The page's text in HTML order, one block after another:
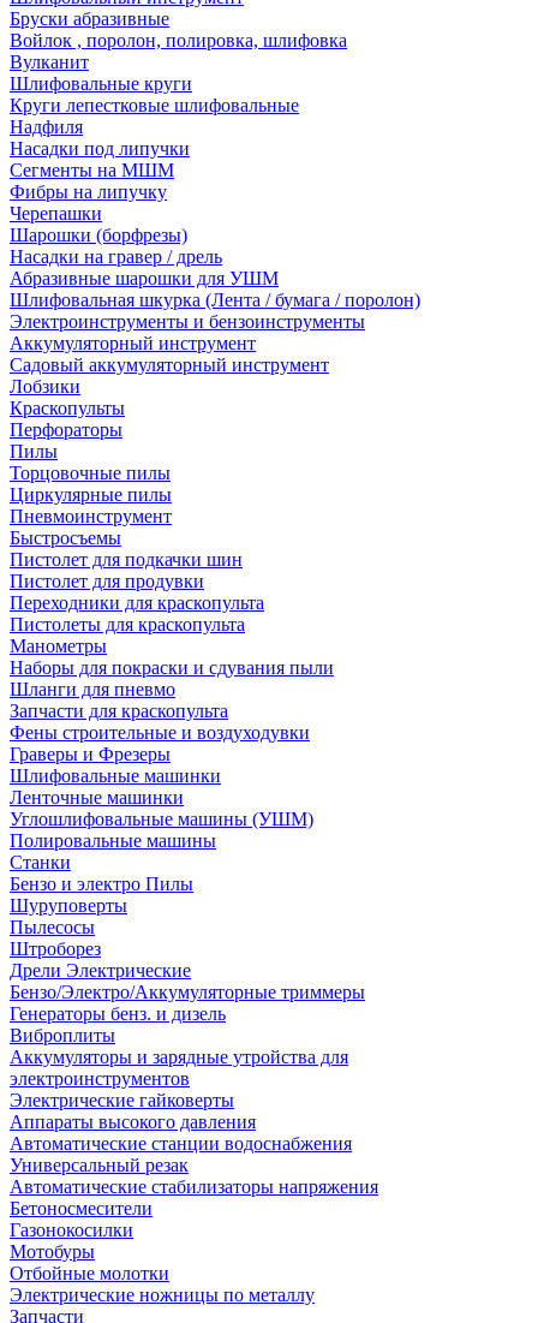
Бруски абразивные
Войлок , поролон, полировка, шлифовка
Вулканит
Шлифовальные круги
Круги лепестковые шлифовальные
Надфиля
Насадки под липучки
Сегменты на МШМ
Фибры на липучку
Черепашки
Шарошки (борфрезы)
Насадки на гравер / дрель
Абразивные шарошки для УШМ
Шлифовальная шкурка (Лента / бумага / поролон)
Электроинструменты и бензоинструменты
Аккумуляторный инструмент
Садовый аккумуляторный инструмент
Лобзики
Краскопульты
Перфораторы
Пилы
Торцовочные пилы
Циркулярные пилы
Пневмоинструмент
Быстросъемы
Пистолет для подкачки шин
Пистолет для продувки
Переходники для краскопульта
Пистолеты для краскопульта
Манометры
Наборы для покраски и сдувания пыли
Шланги для пневмо
Запчасти для краскопульта
Фены строительные и воздуходувки
Граверы и Фрезеры
Шлифовальные машинки
Ленточные машинки
Углошлифовальные машины (УШМ)
Полировальные машины
Станки
Бензо и электро Пилы
Шуруповерты
Пылесосы
Штроборез
Дрели Электрические
Бензо/Электро/Аккумуляторные триммеры
Генераторы бенз. и дизель
Виброплиты
Аккумуляторы и зарядные утройства для
электроинструментов
Электрические гайковерты
Аппараты высокого давления
Автоматические станции водоснабжения
Универсальный резак
Автоматические стабилизаторы напряжения
Бетоносмесители
Газонокосилки
Мотобуры
Отбойные молотки
Электрические ножницы по металлу
Запчасти